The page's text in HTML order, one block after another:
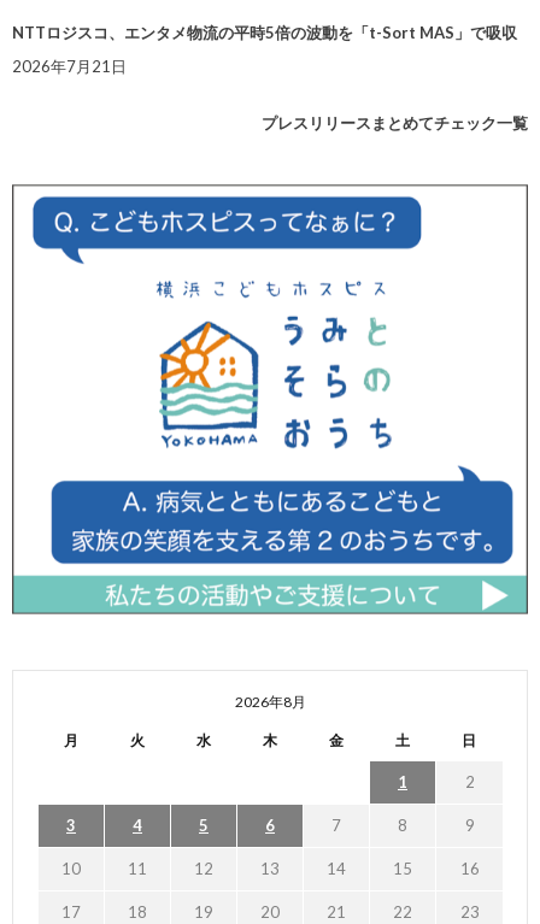
NTTロジスコ、エンタメ物流の平時5倍の波動を「t-Sort MAS」で吸収
2026年7月21日
プレスリリースまとめてチェック一覧
2026年8月
月 火 水 木 金 土 日
1 2
3 4 5 6 7 8 9
10 11 12 13 14 15 16
17 18 19 20 21 22 23